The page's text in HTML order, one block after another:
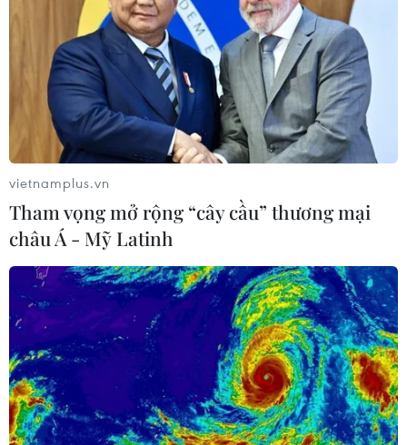
vietnamplus.vn
Tham vọng mở rộng “cây cầu” thương mại
châu Á - Mỹ Latinh